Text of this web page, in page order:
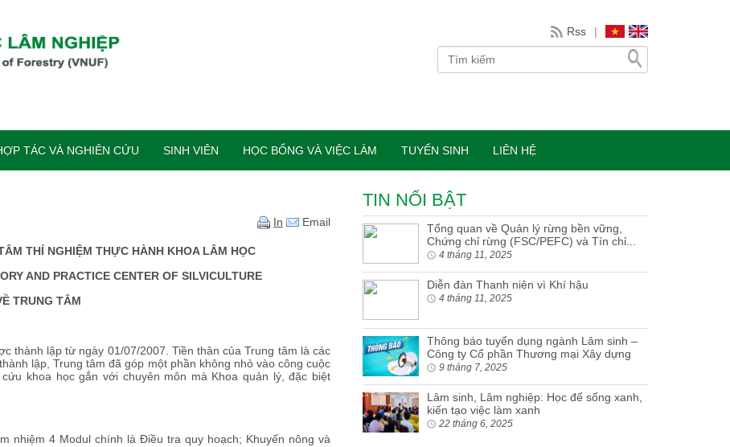
Rss |
TÁC VÀ NGHIÊN CỨU SINH VIÊN HỌC BỔNG VÀ VIỆC LÀM TUYỂN SINH LIÊN HỆ
In Email
THÍ NGHIỆM THỰC HÀNH KHOA LÂM HỌC
AND PRACTICE CENTER OF SILVICULTURE
TRUNG TÂM
thành lập từ ngày 01/07/2007. Tiền thân của Trung tâm là các
lập, Trung tâm đã góp một phần không nhỏ vào công cuộc
khoa học gắn với chuyên môn mà Khoa quản lý, đặc biệt
nhiệm 4 Modul chính là Điều tra quy hoạch; Khuyến nông và
TIN NỔI BẬT
Tổng quan về Quản lý rừng bền vững,
Chứng chỉ rừng (FSC/PEFC) và Tín chỉ...
4 tháng 11, 2025
Diễn đàn Thanh niên vì Khí hậu
4 tháng 11, 2025
Thông báo tuyển dụng ngành Lâm sinh –
Công ty Cổ phần Thương mại Xây dựng
9 tháng 7, 2025
Lâm sinh, Lâm nghiệp: Học để sống xanh,
kiến tạo việc làm xanh
22 tháng 6, 2025